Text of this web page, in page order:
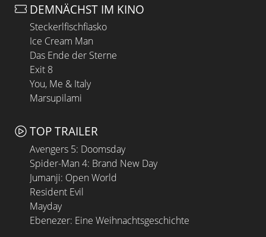
DEMNÄCHST IM KINO
Steckerlfischfiasko
Ice Cream Man
Das Ende der Sterne
Exit 8
You, Me & Italy
Marsupilami
TOP TRAILER
Avengers 5: Doomsday
Spider-Man 4: Brand New Day
Jumanji: Open World
Resident Evil
Mayday
Ebenezer: Eine Weihnachtsgeschichte